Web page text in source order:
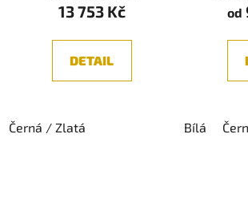
13 753 Kč
DETAIL
Černá / Zlatá
od
Bílá